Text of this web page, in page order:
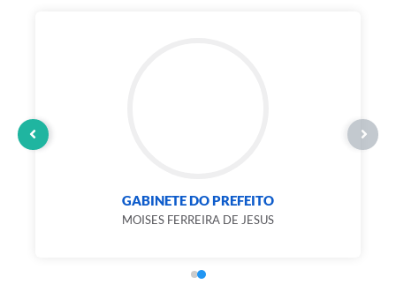
GABINETE DO PREFEITO
MOISES FERREIRA DE JESUS